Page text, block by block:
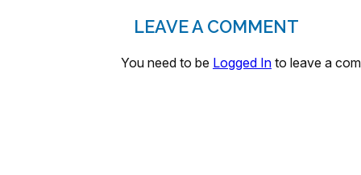
LEAVE A COMMENT
You need to be Logged In to leave a